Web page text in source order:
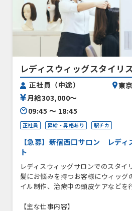
レディスウィッグスタイリ
正社員（中途）
月給303,000〜
09:45 〜 18:45
東
正社員 昇給・昇格あり 駅チカ
【急募】新宿西口サロン レディ
ト
レディスウィッグサロンでのスタイ
髪にお悩みを持つお客様にウィッグ
イル制作、治療中の頭皮ケアなどを
【主な仕事内容】